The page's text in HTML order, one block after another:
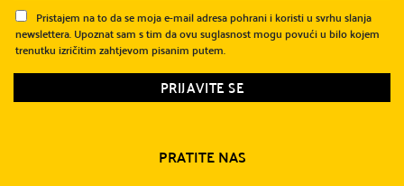
Pristajem na to da se moja e-mail adresa pohrani i koristi u svrhu slanja
newslettera. Upoznat sam s tim da ovu suglasnost mogu povući u bilo kojem
trenutku izričitim zahtjevom pisanim putem.
PRATITE NAS